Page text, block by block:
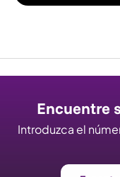
Encuentre
Introduzca el